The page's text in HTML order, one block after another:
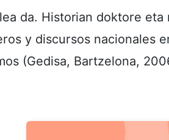
da. Historian doktore
y discursos nacionales
(Gedisa, Bartzelona,